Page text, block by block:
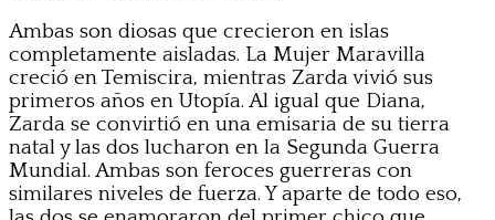
Ambas son diosas que crecieron en islas
completamente aisladas. La Mujer Maravilla
creció en Temiscira, mientras Zarda vivió sus
primeros años en Utopía. Al igual que Diana,
Zarda se convirtió en una emisaria de su tierra
natal y las dos lucharon en la Segunda Guerra
Mundial. Ambas son feroces guerreras con
similares niveles de fuerza. Y aparte de todo eso,